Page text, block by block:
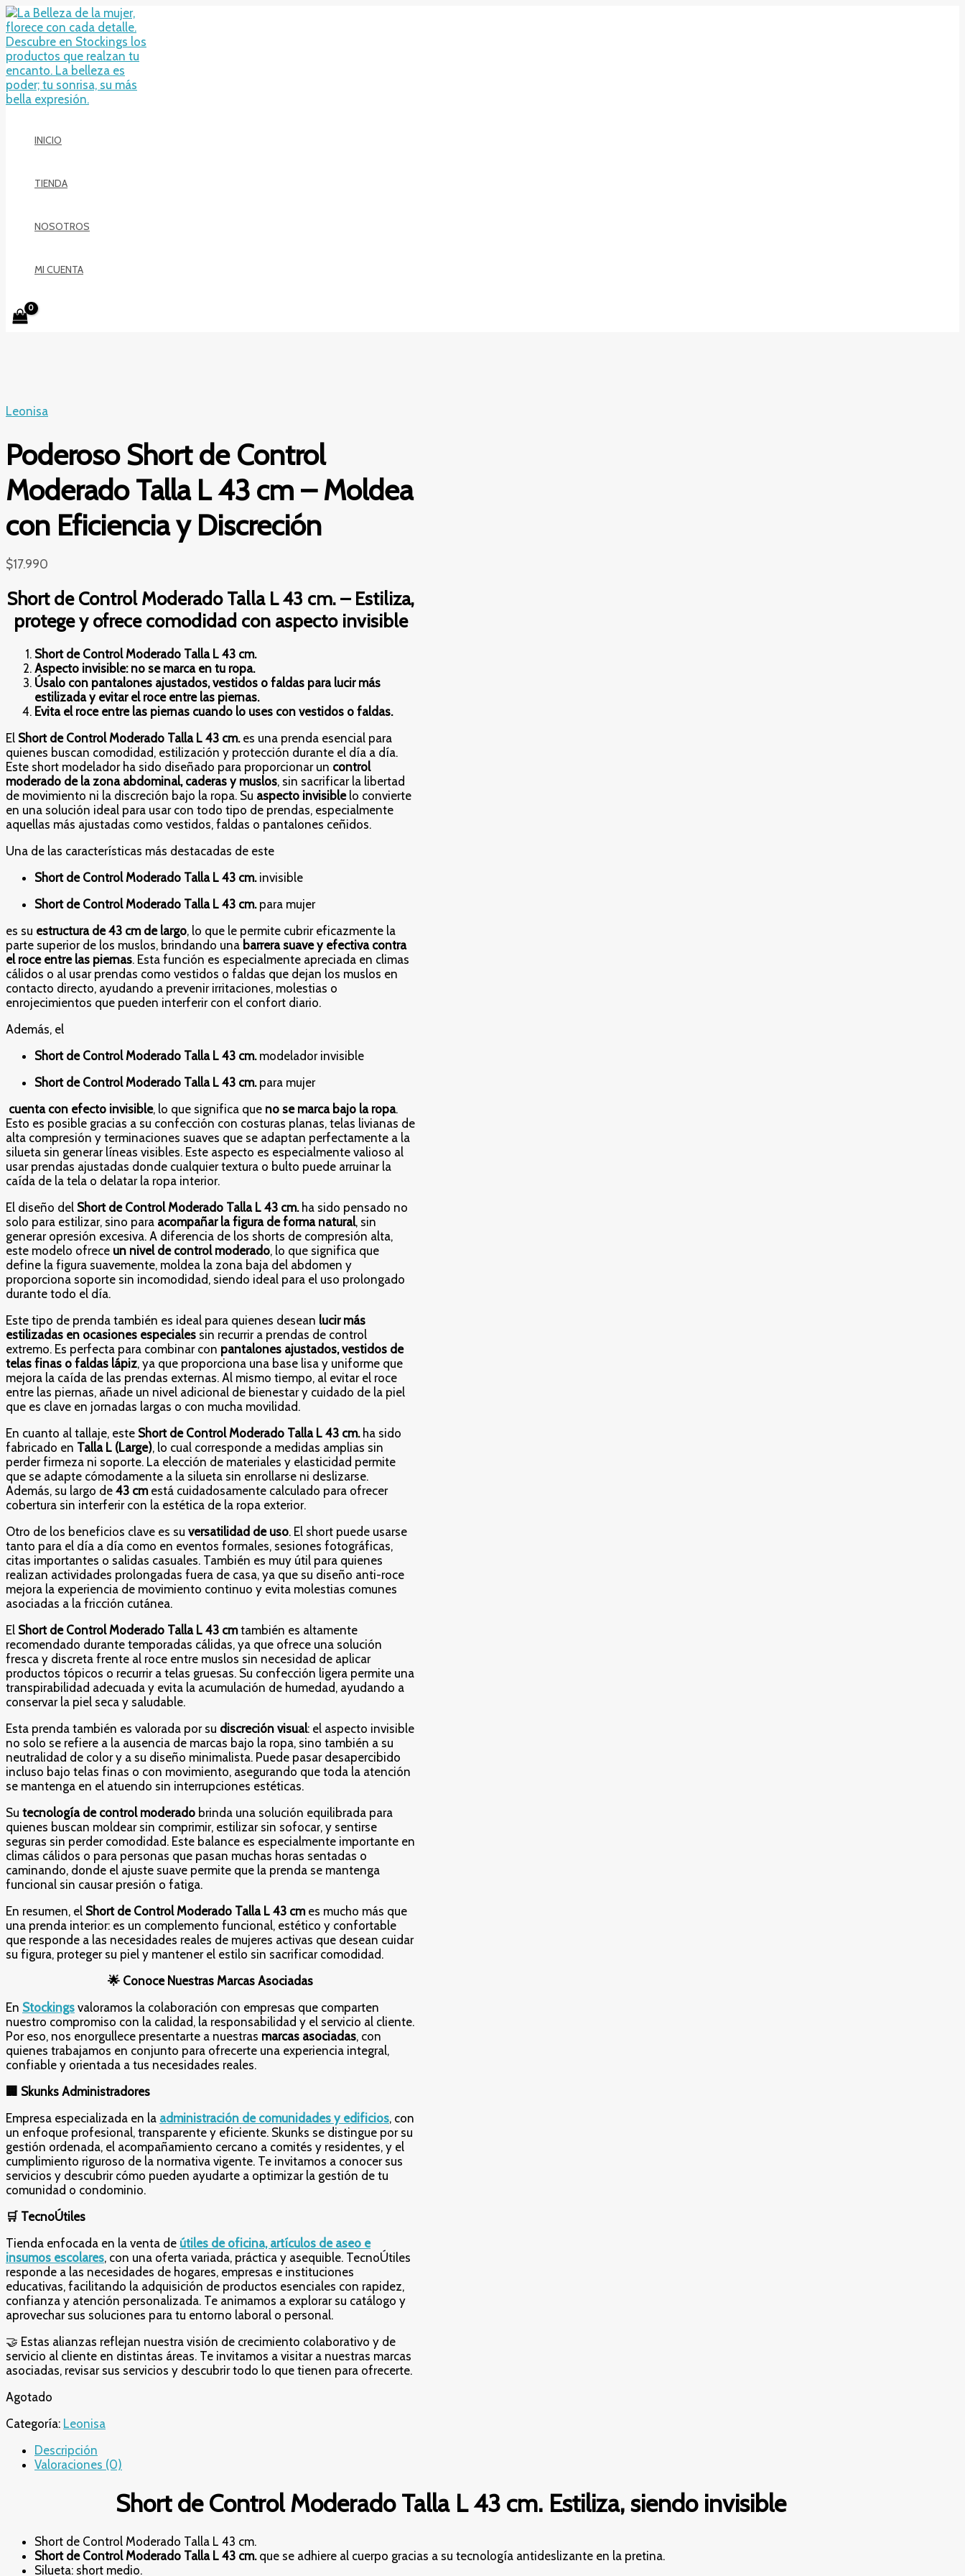
Ir
al
contenido
INICIO
TIENDA
NOSOTROS
MI CUENTA
Leonisa
Poderoso Short de Control
Moderado Talla L 43 cm – Moldea
con Eficiencia y Discreción
$17.990
Short de Control Moderado Talla L 43 cm. – Estiliza,
protege y ofrece comodidad con aspecto invisible
Short de Control Moderado Talla L 43 cm.
Aspecto invisible: no se marca en tu ropa.
Úsalo con pantalones ajustados, vestidos o faldas para lucir más
estilizada y evitar el roce entre las piernas.
Evita el roce entre las piernas cuando lo uses con vestidos o faldas.
El Short de Control Moderado Talla L 43 cm.es una prenda esencial para
quienes buscan comodidad, estilización y protección durante el día a día.
Este short modelador ha sido diseñado para proporcionar un control
moderado de la zona abdominal, caderas y muslos, sin sacrificar la libertad
de movimiento ni la discreción bajo la ropa. Su aspecto invisiblelo convierte
en una solución ideal para usar con todo tipo de prendas, especialmente
aquellas más ajustadas como vestidos, faldas o pantalones ceñidos.
Una de las características más destacadas de este
Short de Control Moderado Talla L 43 cm.invisible
Short de Control Moderado Talla L 43 cm. para mujer
es su estructura de 43 cm de largo, lo que le permite cubrir eficazmente la
parte superior de los muslos, brindando una barrera suave y efectiva contra
el roce entre las piernas. Esta función es especialmente apreciada en climas
cálidos o al usar prendas como vestidos o faldas que dejan los muslos en
contacto directo, ayudando a prevenir irritaciones, molestias o
enrojecimientos que pueden interferir con el confort diario.
Además, el
Short de Control Moderado Talla L 43 cm.modelador invisible
Short de Control Moderado Talla L 43 cm.para mujer
cuenta con efecto invisible, lo que significa que no se marca bajo la ropa.
Esto es posible gracias a su confección con costuras planas, telas livianas de
alta compresión y terminaciones suaves que se adaptan perfectamente a la
silueta sin generar líneas visibles. Este aspecto es especialmente valioso al
usar prendas ajustadas donde cualquier textura o bulto puede arruinar la
caída de la tela o delatar la ropa interior.
El diseño del Short de Control Moderado Talla L 43 cm.ha sido pensado no
solo para estilizar, sino para acompañar la figura de forma natural, sin
generar opresión excesiva. A diferencia de los shorts de compresión alta,
este modelo ofrece un nivel de control moderado, lo que significa que
define la figura suavemente, moldea la zona baja del abdomen y
proporciona soporte sin incomodidad, siendo ideal para el uso prolongado
durante todo el día.
Este tipo de prenda también es ideal para quienes desean lucir más
estilizadas en ocasiones especiales sin recurrir a prendas de control
extremo. Es perfecta para combinar con pantalones ajustados, vestidos de
telas finas o faldas lápiz, ya que proporciona una base lisa y uniforme que
mejora la caída de las prendas externas. Al mismo tiempo, al evitar el roce
entre las piernas, añade un nivel adicional de bienestar y cuidado de la piel
que es clave en jornadas largas o con mucha movilidad.
En cuanto al tallaje, este Short de Control Moderado Talla L 43 cm.ha sido
fabricado en Talla L (Large), lo cual corresponde a medidas amplias sin
perder firmeza ni soporte. La elección de materiales y elasticidad permite
que se adapte cómodamente a la silueta sin enrollarse ni deslizarse.
Además, su largo de 43 cmestá cuidadosamente calculado para ofrecer
cobertura sin interferir con la estética de la ropa exterior.
Otro de los beneficios clave es su versatilidad de uso. El short puede usarse
tanto para el día a día como en eventos formales, sesiones fotográficas,
citas importantes o salidas casuales. También es muy útil para quienes
realizan actividades prolongadas fuera de casa, ya que su diseño anti-roce
mejora la experiencia de movimiento continuo y evita molestias comunes
asociadas a la fricción cutánea.
El Short de Control Moderado Talla L 43 cmtambién es altamente
recomendado durante temporadas cálidas, ya que ofrece una solución
fresca y discreta frente al roce entre muslos sin necesidad de aplicar
productos tópicos o recurrir a telas gruesas. Su confección ligera permite una
transpirabilidad adecuada y evita la acumulación de humedad, ayudando a
conservar la piel seca y saludable.
Esta prenda también es valorada por su discreción visual: el aspecto invisible
no solo se refiere a la ausencia de marcas bajo la ropa, sino también a su
neutralidad de color y a su diseño minimalista. Puede pasar desapercibido
incluso bajo telas finas o con movimiento, asegurando que toda la atención
se mantenga en el atuendo sin interrupciones estéticas.
Su tecnología de control moderado brinda una solución equilibrada para
quienes buscan moldear sin comprimir, estilizar sin sofocar, y sentirse
seguras sin perder comodidad. Este balance es especialmente importante en
climas cálidos o para personas que pasan muchas horas sentadas o
caminando, donde el ajuste suave permite que la prenda se mantenga
funcional sin causar presión o fatiga.
En resumen, el Short de Control Moderado Talla L 43 cmes mucho más que
una prenda interior: es un complemento funcional, estético y confortable
que responde a las necesidades reales de mujeres activas que desean cuidar
su figura, proteger su piel y mantener el estilo sin sacrificar comodidad.
🌟 Conoce Nuestras Marcas Asociadas
En Stockings valoramos la colaboración con empresas que comparten
nuestro compromiso con la calidad, la responsabilidad y el servicio al cliente.
Por eso, nos enorgullece presentarte a nuestras marcas asociadas, con
quienes trabajamos en conjunto para ofrecerte una experiencia integral,
confiable y orientada a tus necesidades reales.
🏢 Skunks Administradores
Empresa especializada en la administración de comunidades y edificios, con
un enfoque profesional, transparente y eficiente. Skunks se distingue por su
gestión ordenada, el acompañamiento cercano a comités y residentes, y el
cumplimiento riguroso de la normativa vigente. Te invitamos a conocer sus
servicios y descubrir cómo pueden ayudarte a optimizar la gestión de tu
comunidad o condominio.
🛒 TecnoÚtiles
Tienda enfocada en la venta de útiles de oficina, artículos de aseo e
insumos escolares, con una oferta variada, práctica y asequible. TecnoÚtiles
responde a las necesidades de hogares, empresas e instituciones
educativas, facilitando la adquisición de productos esenciales con rapidez,
confianza y atención personalizada. Te animamos a explorar su catálogo y
aprovechar sus soluciones para tu entorno laboral o personal.
🤝 Estas alianzas reflejan nuestra visión de crecimiento colaborativo y de
servicio al cliente en distintas áreas. Te invitamos a visitar a nuestras marcas
asociadas, revisar sus servicios y descubrir todo lo que tienen para ofrecerte.
Agotado
Categoría: Leonisa
Descripción
Valoraciones (0)
Short de Control Moderado Talla L 43 cm. Estiliza, siendo invisible
Short de Control Moderado Talla L 43 cm.
Short de Control Moderado Talla L 43 cm.que se adhiere al cuerpo gracias a su tecnología antideslizante en la pretina.
Silueta: short medio.